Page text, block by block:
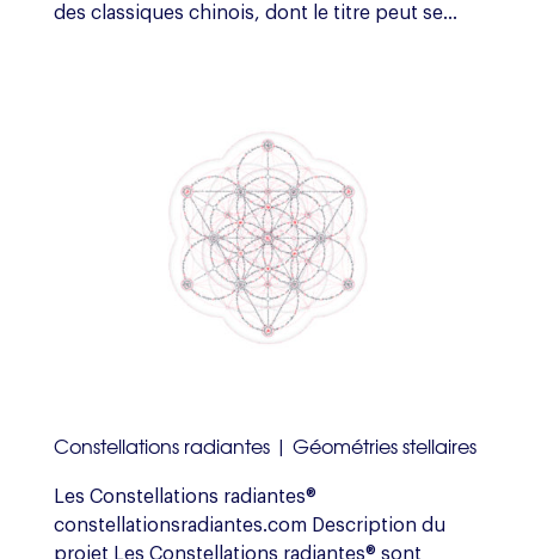
des classiques chinois, dont le titre peut se...
Constellations radiantes | Géométries stellaires
Les Constellations radiantes®
constellationsradiantes.com Description du
projet Les Constellations radiantes® sont